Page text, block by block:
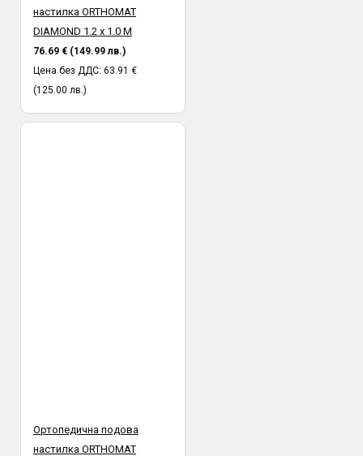
настилка ORTHOMAT
DIAMOND 1.2 х 1.0 М
76.69 € (149.99 лв.)
Цена без ДДС: 63.91 €
(125.00 лв.)
Ортопедична подова
настилка ORTHOMAT